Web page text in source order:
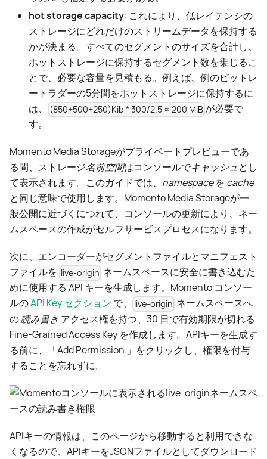
hot storage capacity: これにより、低レイテンシの
ストレージにどれだけのストリームデータを保持する
かが決まる。すべてのセグメントのサイズを合計し、
ホットストレージに保持するセグメント数を乗じるこ
とで、必要な容量を見積もる。例えば、例のビットレ
ートラダーの5分間をホットストレージに保持するに
は、
(850+500+250)Kib * 300/2.5 ≈ 200 MiB が必要で
す。
Momento Media Storageがプライベートプレビューであ
る間、ストレージ名前空間はコンソールでキャッシュとし
て表示されます。このガイドでは、 namespaceを cache
と同じ意味で使用します。Momento Media Storageが一
般公開に近づくにつれて、コンソールの更新により、ネー
ムスペースの作成がセルフサービスプロセスになります。
次に、エンコーダーがセグメントファイルとマニフェスト
ファイルを live-origin ネームスペースに安全に書き込むた
めに使用する API キーを生成します。Momento コンソー
ルのAPI Key セクション で、 live-origin ネームスペースへ
の読み書き アクセス権を持つ、30 日で有効期限が切れる
Fine-Grained Access Key を作成します。APIキーを生成す
る前に、「Add Permission 」をクリックし、権限を付与
することを忘れずに。
APIキーの情報は、このページから移動すると利用できな
くなるので、APIキーをJSONファイルとしてダウンロード